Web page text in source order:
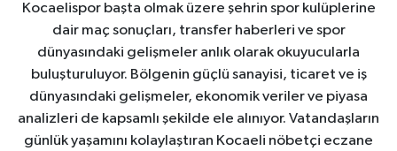
Kocaelispor başta olmak üzere şehrin spor kulüplerine
dair maç sonuçları, transfer haberleri ve spor
dünyasındaki gelişmeler anlık olarak okuyucularla
buluşturuluyor. Bölgenin güçlü sanayisi, ticaret ve iş
dünyasındaki gelişmeler, ekonomik veriler ve piyasa
analizleri de kapsamlı şekilde ele alınıyor. Vatandaşların
günlük yaşamını kolaylaştıran Kocaeli nöbetçi eczane